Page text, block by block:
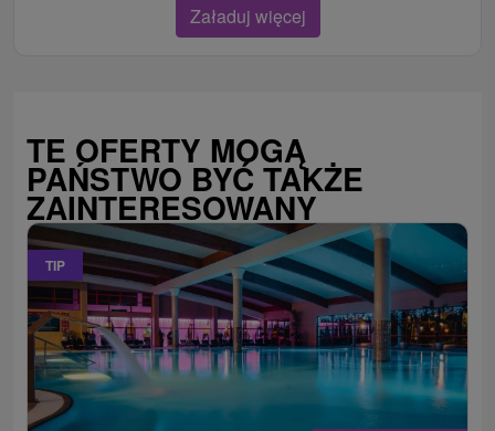
Załaduj więcej
TE OFERTY MOGĄ
PAŃSTWO BYĆ TAKŻE
ZAINTERESOWANY
TIP